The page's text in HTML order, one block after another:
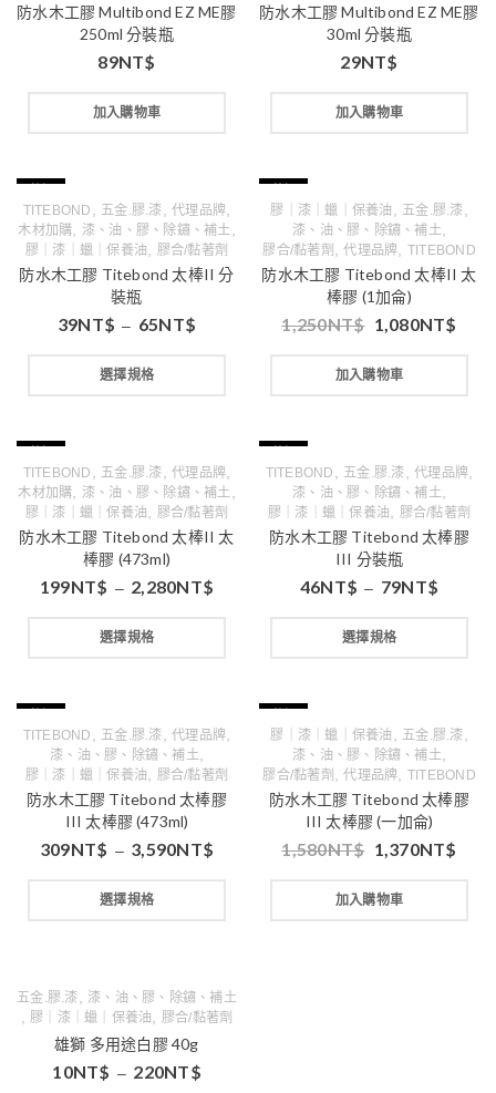
防水木工膠 Multibond EZ ME膠
250ml 分裝瓶
89NT$
加入購物車
防水木工膠 Multibond EZ ME膠
30ml 分裝瓶
29NT$
加入購物車
TITEBOND 五金.膠.漆 ,代理品牌
木材加購 漆、油、膠、除鏽、補土
膠｜漆｜蠟｜保養油 膠合/黏著劑
防水木工膠 Titebond 太棒II 分
裝瓶
39NT$ – 65NT$
選擇規格
膠｜漆｜蠟｜保養油 五金.膠.漆
漆、油、膠、除鏽、補土
膠合/黏著劑 ,代理品牌 TITEBOND
防水木工膠 Titebond 太棒II 太
棒膠 (1加侖)
1,250NT$ 1,080NT$
加入購物車
TITEBOND 五金.膠.漆 ,代理品牌
木材加購 漆、油、膠、除鏽、補土
膠｜漆｜蠟｜保養油 膠合/黏著劑
防水木工膠 Titebond 太棒II 太
棒膠 (473ml)
199NT$ – 2,280NT$
選擇規格
TITEBOND 五金.膠.漆 ,代理品牌
漆、油、膠、除鏽、補土
膠｜漆｜蠟｜保養油 膠合/黏著劑
防水木工膠 Titebond 太棒膠
III 分裝瓶
46NT$ – 79NT$
選擇規格
TITEBOND 五金.膠.漆 ,代理品牌
漆、油、膠、除鏽、補土
膠｜漆｜蠟｜保養油 膠合/黏著劑
防水木工膠 Titebond 太棒膠
III 太棒膠 (473ml)
309NT$ – 3,590NT$
選擇規格
膠｜漆｜蠟｜保養油 五金.膠.漆
漆、油、膠、除鏽、補土
膠合/黏著劑 ,代理品牌 TITEBOND
防水木工膠 Titebond 太棒膠
III 太棒膠 (一加侖)
1,580NT$ 1,370NT$
加入購物車
五金.膠.漆 漆、油、膠、除鏽、補土
膠｜漆｜蠟｜保養油 膠合/黏著劑
雄獅 多用途白膠 40g
10NT$ – 220NT$